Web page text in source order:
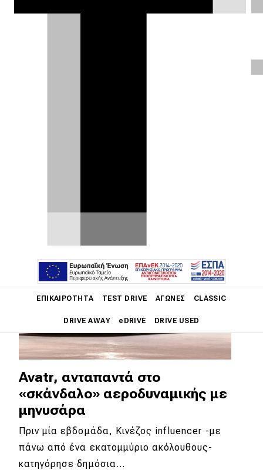
ΕΠΙΚΑΙΡΌΤΗΤΑ TEST DRIVE ΑΓΏΝΕΣ CLASSIC
DRIVE AWAY eDRIVE DRIVE USED
Main navigation
Επικαιρότητα
Νέα μοντέλα
Πρωτότυπα
Ελλάδα
Κόσμος
Avatr, ανταπαντά στο
«σκάνδαλο» αεροδυναμικής με
μηνυσάρα
Πριν μία εβδομάδα, Κινέζος influencer -με
πάνω από ένα εκατομμύριο ακόλουθους-
κατηγόρησε δημόσια…